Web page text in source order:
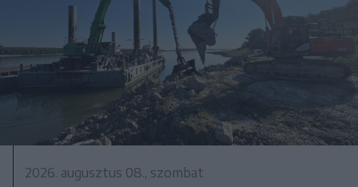
2026. augusztus 08., szombat